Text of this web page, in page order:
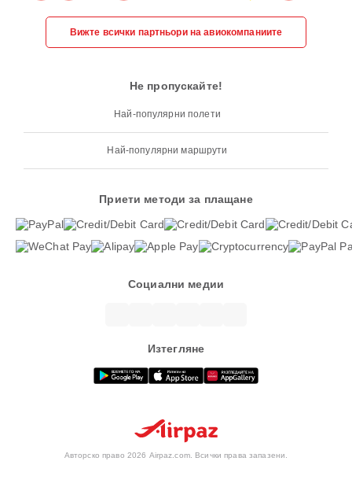
Вижте всички партньори на авиокомпаниите
Не пропускайте!
Най-популярни полети
Най-популярни маршрути
Приети методи за плащане
Социални медии
Изтегляне
Авторско право 2026 Airpaz.com. Всички права запазени.